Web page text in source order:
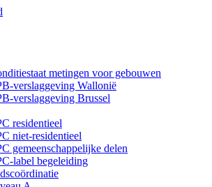
metingen voor gebouwen​
verslaggeving Wallonië
verslaggeving Brussel
residentieel
niet-residentieel
gemeenschappelijke delen
label begeleiding